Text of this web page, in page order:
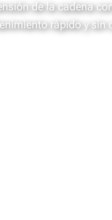
de la cadena
rápido y sin